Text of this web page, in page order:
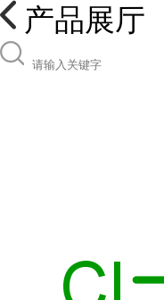
产品展厅